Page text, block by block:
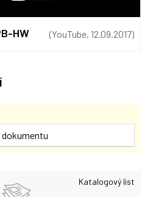
HW (YouTube, 12.09.2017)
dokumentu
Katalogový list